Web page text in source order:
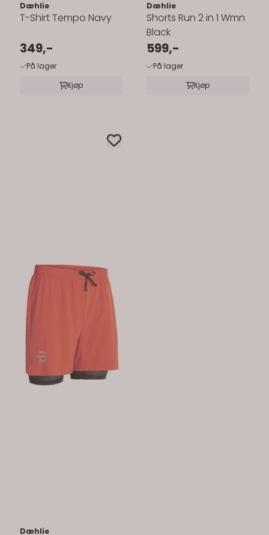
Dæhlie
T-Shirt Tempo Navy
349,-
På lager
Kjøp
Dæhlie
Shorts Run 2 in 1 Wmn
Black
599,-
På lager
Kjøp
Dæhlie